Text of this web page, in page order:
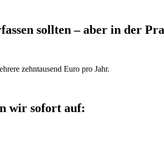
sollten – aber in der
zehntausend Euro pro Jahr.
wir sofort auf: